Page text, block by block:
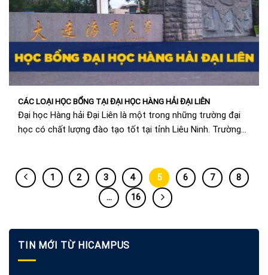
CÁC LOẠI HỌC BỔNG TẠI ĐẠI HỌC HÀNG HẢI ĐẠI LIÊN
Đại học Hàng hải Đại Liên là một trong những trường đại
học có chất lượng đào tạo tốt tại tỉnh Liêu Ninh. Trường
1 2 3 4 5 6 7
8
…
16
TIN MỚI TỪ HICAMPUS